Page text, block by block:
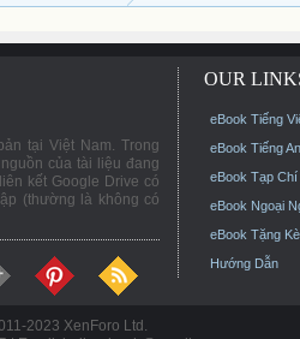
tại Việt Nam. Trong
của tài liệu đang
kết Google Drive có
(thường là không có
OUR
eBook Tiếng
eBook Tiếng
eBook Tạp Chí
eBook Ngoại
eBook Tặng
Hướng Dẫn
2023 XenForo Ltd.